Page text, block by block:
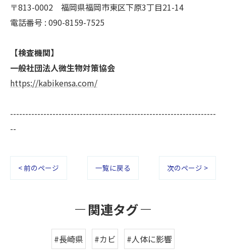
〒813-0002 福岡県福岡市東区下原3丁目21-14
電話番号 : 090-8159-7525
【検査機関】
一般社団法人微生物対策協会
https://kabikensa.com/
--------------------------------------------------------------------
--
< 前のページ 一覧に戻る 次のページ >
関連タグ
#長崎県 #カビ #人体に影響